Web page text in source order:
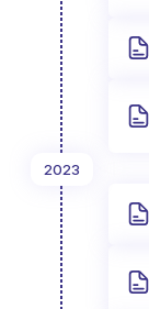
2023